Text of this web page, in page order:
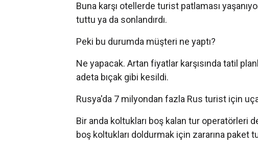
Buna karşı otellerde turist patlaması
tuttu ya da sonlandırdı.
Peki bu durumda müşteri ne yaptı?
Ne yapacak. Artan fiyatlar karşısında tatil
adeta bıçak gibi kesildi.
Rusya'da 7 milyondan fazla Rus turist için
Bir anda koltukları boş kalan tur operatörleri
boş koltukları doldurmak için zararına paket